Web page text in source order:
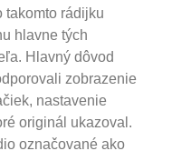
takomto rádijku
hlavne tých
Hlavný dôvod
zobrazenie
nastavenie
originál ukazoval.
označované ako